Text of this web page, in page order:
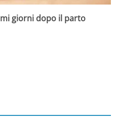
giorni dopo il parto